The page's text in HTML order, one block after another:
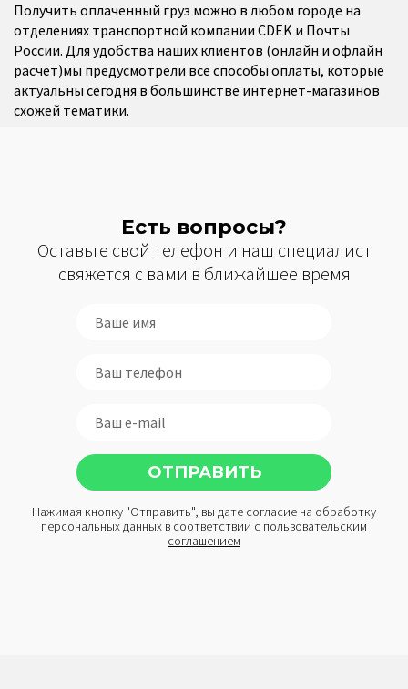
Получить оплаченный груз можно в любом городе на
отделениях транспортной компании CDEK и Почты
России. Для удобства наших клиентов (онлайн и офлайн
расчет)мы предусмотрели все способы оплаты, которые
актуальны сегодня в большинстве интернет-магазинов
схожей тематики.
Есть вопросы?
Оставьте свой телефон и наш специалист
свяжется с вами в ближайшее время
Нажимая кнопку "Отправить", вы дате согласие на обработку
персональных данных в соответствии с пользовательским
соглашением